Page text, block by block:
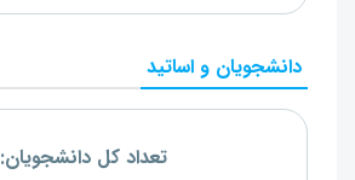
دانشجویان و اساتید
تعداد کل دانشجویان: